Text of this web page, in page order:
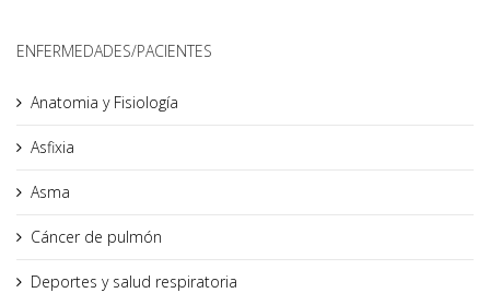
ENFERMEDADES/PACIENTES
Anatomia y Fisiología
Asfixia
Asma
Cáncer de pulmón
Deportes y salud respiratoria